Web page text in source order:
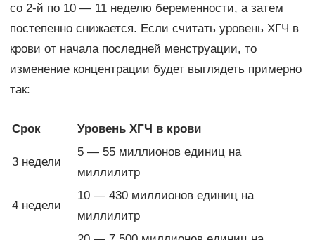
со 2-й по 10 — 11 неделю беременности, а затем
постепенно снижается. Если считать уровень ХГЧ в
крови от начала последней менструации, то
изменение концентрации будет выглядеть примерно
так:
Срок Уровень ХГЧ в крови
3 недели
5 — 55 миллионов единиц на
миллилитр
4 недели
10 — 430 миллионов единиц на
миллилитр